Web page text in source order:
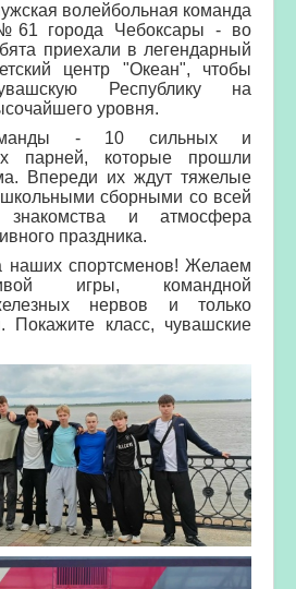
волейбольная команда
города Чебоксары - во
приехали в легендарный
центр "Океан", чтобы
Республику на
уровня.
- 10 сильных и
парней, которые прошли
Впереди их ждут тяжелые
сборными со всей
и атмосфера
праздника.
наших спортсменов! Желаем
игры, командной
нервов и только
Покажите класс, чувашские